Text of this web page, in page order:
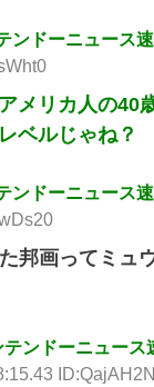
ンドーニュース
メリカ人の40
ベルじゃね？
ンドーニュース
邦画ってミュ
ンドーニュース